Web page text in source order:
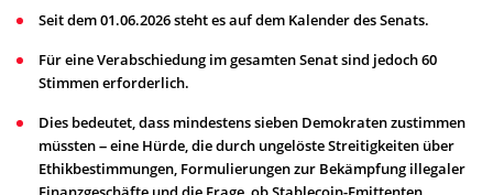
Seit dem 01.06.2026 steht es auf dem Kalender des Senats.
Für eine Verabschiedung im gesamten Senat sind jedoch 60
Stimmen erforderlich.
Dies bedeutet, dass mindestens sieben Demokraten zustimmen
müssten – eine Hürde, die durch ungelöste Streitigkeiten über
Ethikbestimmungen, Formulierungen zur Bekämpfung illegaler